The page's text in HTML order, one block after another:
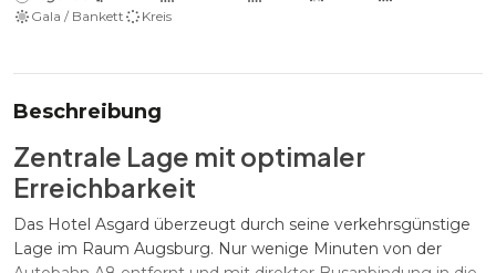
Gala / Bankett
Kreis
Beschreibung
Zentrale Lage mit optimaler
Erreichbarkeit
Das Hotel Asgard überzeugt durch seine verkehrsgünstige
Lage im Raum Augsburg. Nur wenige Minuten von der